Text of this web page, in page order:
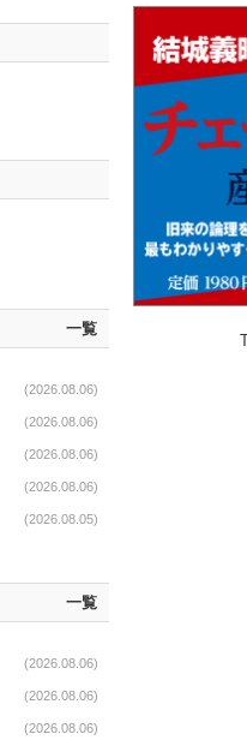
一覧
(2026.08.06)
(2026.08.06)
(2026.08.06)
(2026.08.06)
(2026.08.05)
一覧
(2026.08.06)
(2026.08.06)
(2026.08.06)